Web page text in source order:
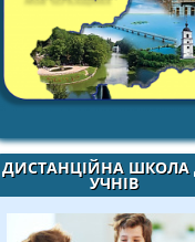
ДИСТАНЦІЙНА ШКОЛА
УЧНІВ